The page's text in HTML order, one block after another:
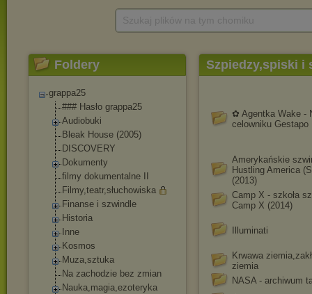
Foldery
grappa25
### Hasło grappa25
Audiobuki
Bleak House (2005)
DISCOVERY
Dokumenty
filmy dokumentalne II
Filmy,teatr,słuchowiska
Finanse i szwindle
Historia
Inne
Kosmos
Muza,sztuka
Na zachodzie bez zmian
Nauka,magia,ezoteryka
Szpiedzy,spiski i
✿ Agentka Wake -
celowniku Gestapo
Amerykańskie
Hustling America
(2013)
Camp X - szkoła
Camp X (2014)
Illuminati
Krwawa
ziemia
NASA - archiwum